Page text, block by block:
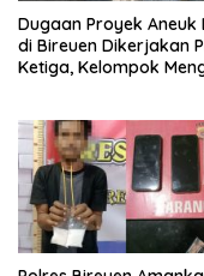
Dugaan Proyek Aneuk
di Bireuen Dikerjakan
Ketiga, Kelompok